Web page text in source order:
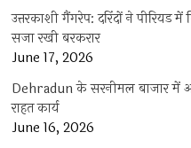
उत्तरकाशी गैंगरेप: दरिंदों ने पीरियड
सजा रखी बरकरार
June 17, 2026
Dehradun के सरनीमल बाजार में
राहत कार्य
June 16, 2026